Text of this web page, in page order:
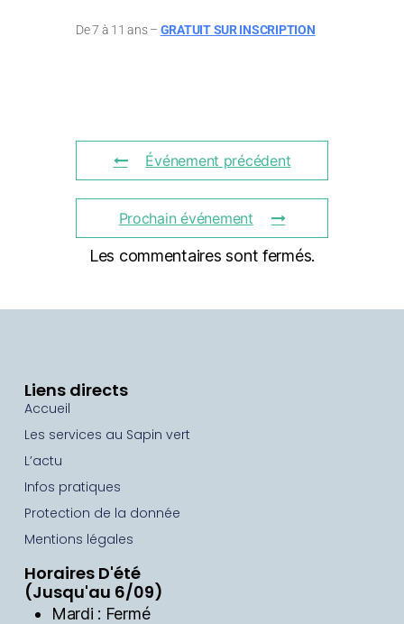
De 7 à 11 ans – GRATUIT SUR INSCRIPTION
Événement précédent
Prochain événement
Les commentaires sont fermés.
Liens directs
Accueil
Les services au Sapin vert
L’actu
Infos pratiques
Protection de la donnée
Mentions légales
Horaires D'été
(Jusqu'au 6/09)
Mardi : Fermé